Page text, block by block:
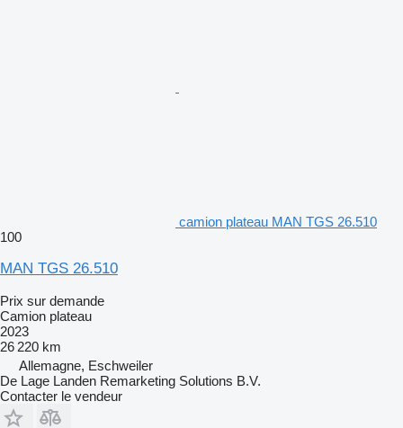
camion plateau MAN TGS 26.510
100
MAN TGS 26.510
Prix sur demande
Camion plateau
2023
26 220 km
Allemagne, Eschweiler
De Lage Landen Remarketing Solutions B.V.
Contacter le vendeur